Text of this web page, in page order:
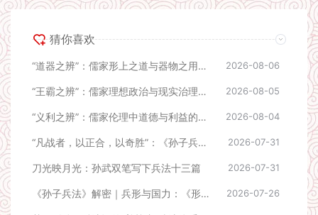
猜你喜欢
“道器之辨”：儒家形上之道与器物之用的关系认知 2026-08-06
“王霸之辨”：儒家理想政治与现实治理的路径分歧 2026-08-05
“义利之辨”：儒家伦理中道德与利益的价值排序 2026-08-04
“凡战者，以正合，以奇胜”：《孙子兵法》奇正理论的修正与战略启示 2026-07-31
刀光映月光：孙武双笔写下兵法十三篇 2026-07-31
《孙子兵法》解密｜兵形与国力：《形篇》双层释义二元辨析 2026-07-26